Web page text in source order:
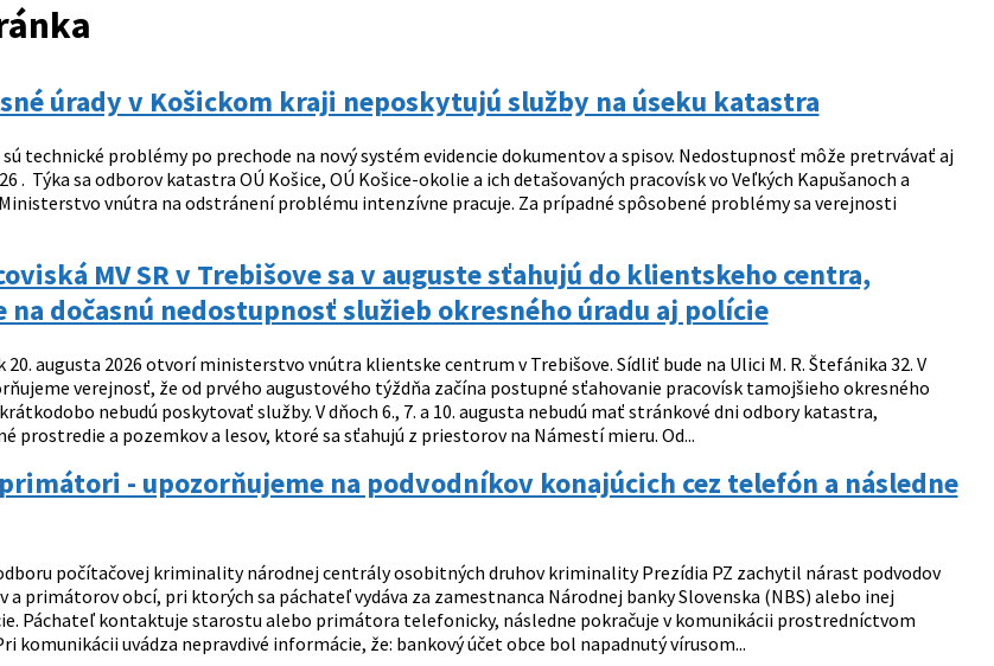
úrady v Košickom kraji neposkytujú služby na úseku katastra
technické problémy po prechode na nový systém evidencie dokumentov a spisov. Nedostupnosť môže pretrvávať aj
. Týka sa odborov katastra OÚ Košice, OÚ Košice-okolie a ich detašovaných pracovísk vo Veľkých Kapušanoch a
vnútra na odstránení problému intenzívne pracuje. Za prípadné spôsobené problémy sa verejnosti
MV SR v Trebišove sa v auguste sťahujú do klientskeho centra,
na dočasnú nedostupnosť služieb okresného úradu aj polície
augusta 2026 otvorí ministerstvo vnútra klientske centrum v Trebišove. Sídliť bude na Ulici M. R. Štefánika 32. V
verejnosť, že od prvého augustového týždňa začína postupné sťahovanie pracovísk tamojšieho okresného
nebudú poskytovať služby. V dňoch 6., 7. a 10. augusta nebudú mať stránkové dni odbory katastra,
prostredie a pozemkov a lesov, ktoré sa sťahujú z priestorov na Námestí mieru. Od...
- upozorňujeme na podvodníkov konajúcich cez telefón a následne
počítačovej kriminality národnej centrály osobitných druhov kriminality Prezídia PZ zachytil nárast podvodov
a primátorov obcí, pri ktorých sa páchateľ vydáva za zamestnanca Národnej banky Slovenska (NBS) alebo inej
Páchateľ kontaktuje starostu alebo primátora telefonicky, následne pokračuje v komunikácii prostredníctvom
komunikácii uvádza nepravdivé informácie, že: bankový účet obce bol napadnutý vírusom...